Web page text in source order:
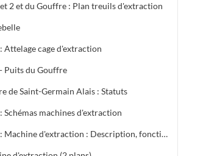
et 2 et du Gouffre : Plan treuils d'extraction
Attelage cage d'extraction
Puits du Gouffre
de Saint-Germain Alais : Statuts
Schémas machines d'extraction
Puits des Oules n°2 : Machine d'extraction : Description, fonctionnement, conduite et entretien : 3 documents